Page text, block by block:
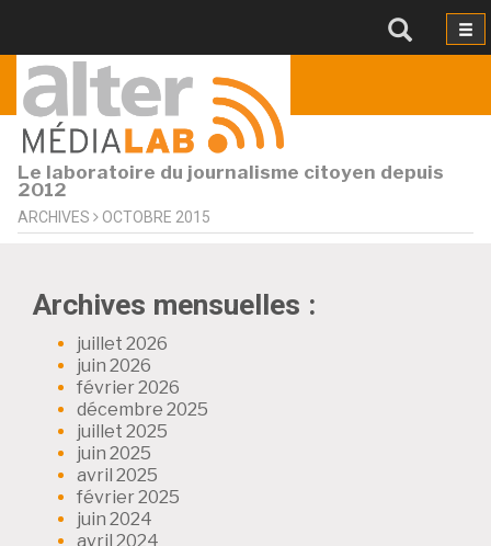
Le laboratoire du journalisme citoyen depuis
2012
ARCHIVES OCTOBRE 2015
Archives mensuelles :
juillet 2026
juin 2026
février 2026
décembre 2025
juillet 2025
juin 2025
avril 2025
février 2025
juin 2024
avril 2024